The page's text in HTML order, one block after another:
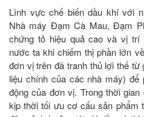
Lĩnh vực chế biến dầu khí với
Nhà máy Đạm Cà Mau, Đạm
chứng tỏ hiệu quả cao và vị trí
nước ta khi chiếm thị phần lớn
đơn vị trên đã tranh thủ lợi thế từ
liệu chính của các nhà máy) để
động của đơn vị. Trong thời
kịp thời tối ưu cơ cấu sản phẩm